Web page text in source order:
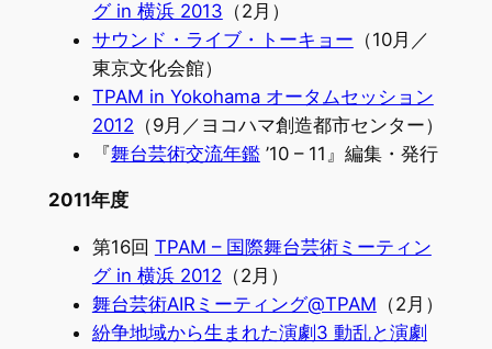
グ in 横浜 2013 （2月）
サウンド・ライブ・トーキョー （10月／
東京文化会館）
TPAM in Yokohama オータムセッション
2012 （9月／ヨコハマ創造都市センター）
『舞台芸術交流年鑑’10 – 11』編集・発行
2011年度
第16回 TPAM – 国際舞台芸術ミーティン
グ in 横浜 2012 （2月）
舞台芸術AIRミーティング@TPAM （2月）
紛争地域から生まれた演劇3 動乱と演劇